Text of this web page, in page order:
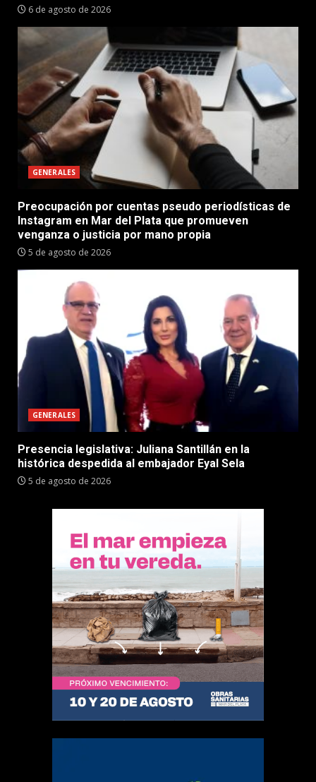
6 de agosto de 2026
GENERALES
Preocupación por cuentas pseudo periodísticas de
Instagram en Mar del Plata que promueven
venganza o justicia por mano propia
5 de agosto de 2026
GENERALES
Presencia legislativa: Juliana Santillán en la
histórica despedida al embajador Eyal Sela
5 de agosto de 2026